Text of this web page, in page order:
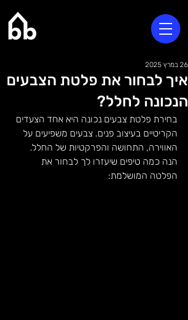
איך לבחור את פלטת הצבעים
הנכונה לחלל?
26 במרץ 2025
בחירת פלטת צבעים נכונה היא אחד הצעדים
הקריטיים בעיצוב פנים. צבעים משפיעים על
האווירה, התחושה והפרקטיות של החלל.
הנה כמה טיפים שיעזרו לך לבחור את
הפלטה המושלמת: